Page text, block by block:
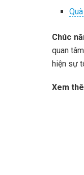
Chúc
quan
hiện sự
Xem